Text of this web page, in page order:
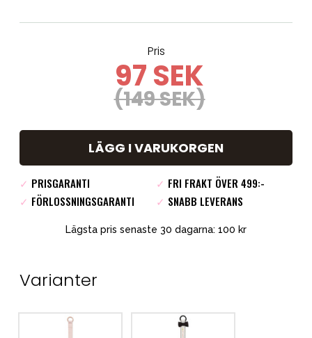
Pris
97 SEK
(149 SEK)
LÄGG I VARUKORGEN
✓ PRISGARANTI ✓ FRI FRAKT ÖVER 499:-
✓ FÖRLOSSNINGSGARANTI ✓ SNABB LEVERANS
Lägsta pris senaste 30 dagarna: 100 kr
Varianter